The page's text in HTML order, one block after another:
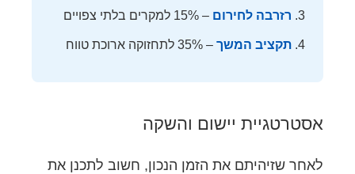
רזרבה לחירום – 15% למקרים בלתי צפויים
תקציב המשך – 35% לתחזוקה ארוכת טווח
אסטרטגיית יישום והשקה
לאחר שזיהיתם את הזמן הנכון, חשוב לתכנן את